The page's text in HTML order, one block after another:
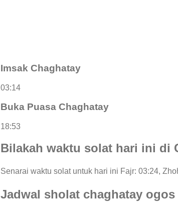
Imsak Chaghatay
03:14
Buka Puasa Chaghatay
18:53
Bilakah waktu solat hari ini di
Senarai waktu solat untuk hari ini Fajr: 03:24,
Jadwal sholat chaghatay ogos